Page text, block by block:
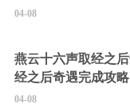
04-08
燕云十六声取经之
经之后奇遇完成攻略
04-08